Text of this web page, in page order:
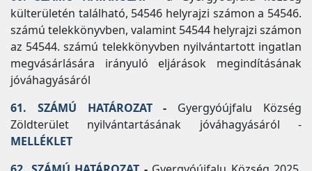
külterületén található, 54546 helyrajzi számon a 54546.
számú telekkönyvben, valamint 54544 helyrajzi számon
az 54544. számú telekkönyvben nyilvántartott ingatlan
megvásárlására irányuló eljárások megindításának
jóváhagyásáról
61. SZÁMÚ HATÁROZAT- Gyergyóújfalu Község
Zöldterület nyilvántartásának jóváhagyásáról -
MELLÉKLET